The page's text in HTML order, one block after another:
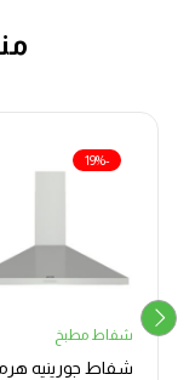
-19%
شفاط مطبخ
شفاط جورينيه